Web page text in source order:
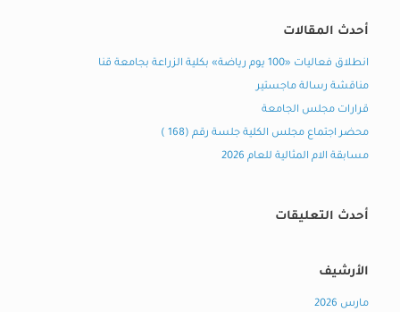
أحدث المقالات
انطلاق فعاليات «100 يوم رياضة» بكلية الزراعة بجامعة قنا
مناقشة رسالة ماجستير
قرارات مجلس الجامعة
محضر اجتماع مجلس الكلية جلسة رقم (168 )
مسابقة الام المثالية للعام 2026
أحدث التعليقات
الأرشيف
مارس 2026